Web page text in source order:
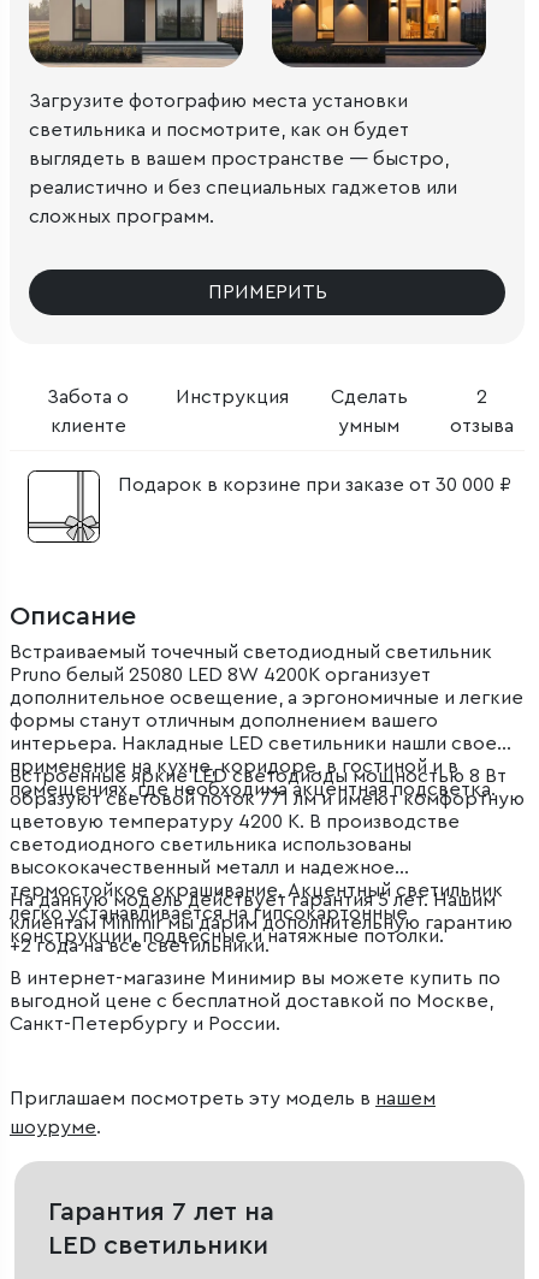
Забота о
клиенте
Инструкция
Сделать
умным
2
отзыва
Подарок в корзине при заказе от 30 000 ₽
Загрузите фотографию места установки
светильника и посмотрите, как он будет
выглядеть в вашем пространстве — быстро,
реалистично и без специальных гаджетов или
сложных программ.
ПРИМЕРИТЬ
Описание
Встраиваемый точечный светодиодный светильник
Pruno белый 25080 LED 8W 4200K организует
дополнительное освещение, а эргономичные и легкие
формы станут отличным дополнением вашего
интерьера. Накладные LED светильники нашли свое
применение на кухне, коридоре, в гостиной и в
помещениях, где необходима акцентная подсветка.
Встроенные яркие LED светодиоды мощностью 8 Вт
образуют световой поток 771 лм и имеют комфортную
цветовую температуру 4200 К. В производстве
светодиодного светильника использованы
высококачественный металл и надежное
термостойкое окрашивание. Акцентный светильник
легко устанавливается на гипсокартонные
конструкции, подвесные и натяжные потолки.
На данную модель действует гарантия 5 лет. Нашим
клиентам Minimir мы дарим дополнительную гарантию
+2 года на все светильники.
В интернет-магазине Минимир вы можете купить по
выгодной цене с бесплатной доставкой по Москве,
Санкт-Петербургу и России.
Приглашаем посмотреть эту модель в нашем
шоуруме.
Гарантия 7 лет на
LED светильники